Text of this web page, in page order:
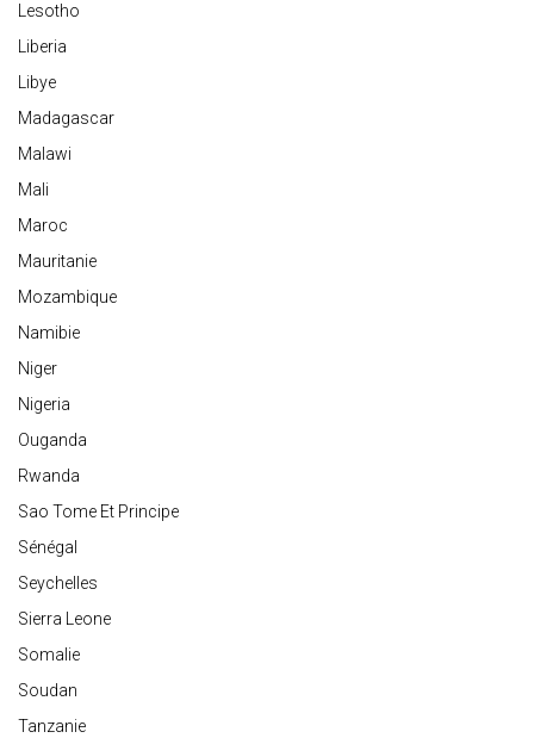
Lesotho
Liberia
Libye
Madagascar
Malawi
Mali
Maroc
Mauritanie
Mozambique
Namibie
Niger
Nigeria
Ouganda
Rwanda
Sao Tome Et Principe
Sénégal
Seychelles
Sierra Leone
Somalie
Soudan
Tanzanie